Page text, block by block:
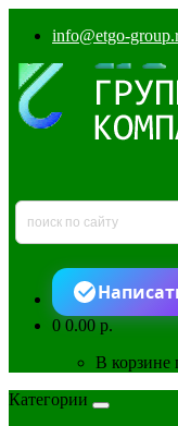
info@etgo-
00.00 р.
В корзине
Категории